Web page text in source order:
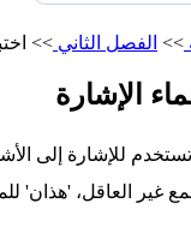
>> الفصل الثاني >>
الإشارة
للإشارة
غير العاقل، 'هذان'